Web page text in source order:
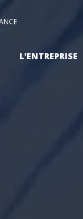
L'ENTREPRISE